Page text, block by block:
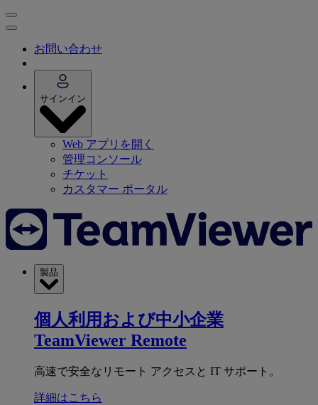
お問い合わせ
サインイン
Web アプリを開く
管理コンソール
チケット
カスタマー ポータル
製品
個人利用および中小企業
TeamViewer Remote
高速で安全なリモート アクセスと IT サポート。
詳細はこちら